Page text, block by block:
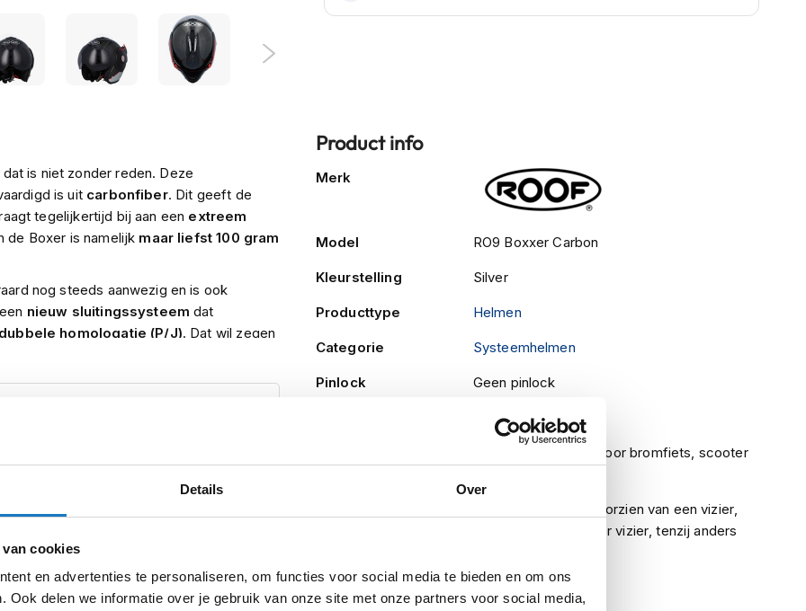
Details Over
cookies
en advertenties te personaliseren, om functies voor social media te bieden en om ons
Ook delen we informatie over je gebruik van onze site met onze partners voor social media,
dat is niet zonder reden. Deze
is uit carbonfiber. Dit geeft de
tegelijkertijd bij aan een extreem
de Boxer is namelijk maar liefst 100 gram
nog steeds aanwezig en is ook
nieuw sluitingssysteem dat
dubbele homologatie (P/J). Dat wil zegen
wasbaaren is deze stiller geworden
helmen is gebruikt. Brildragers
uitsparingen voor heeft gemaakt.
op de kinbak ook nog eens
luchtinlaten
tijde
dan ook geen enkel probleem.
Product info
Meer
Merk
Model RO9 Boxxer Carbon
Kleurstelling Silver
Producttype Helmen
Categorie Systeemhelmen
Pinlock Geen pinlock
Nee
ECE (goedgekeurd voor bromfiets, scooter
Indien een helm is voorzien van een vizier,
betreft het een helder vizier, tenzij anders